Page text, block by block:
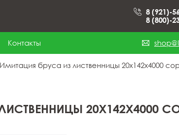
8 (921)-
8 (800)-
Контакты
Имитация бруса из лиственницы 20x142x4000
20X142X4000